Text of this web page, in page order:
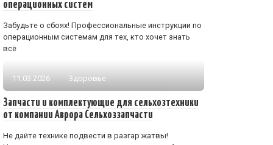
операционных систем
Забудьте о сбоях! Профессиональные инструкции по
операционным системам для тех, кто хочет знать
всё
11.03.2026 Здоровье
Запчасти и комплектующие для сельхозтехники
от компании Аврора Сельхоззапчасти
Не дайте технике подвести в разгар жатвы!